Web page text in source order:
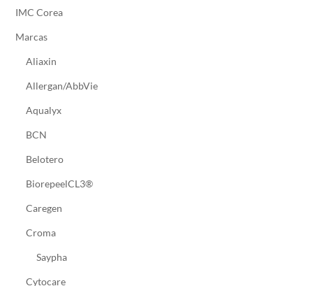
IMC Corea
Marcas
Aliaxin
Allergan/AbbVie
Aqualyx
BCN
Belotero
BiorepeelCL3®
Caregen
Croma
Saypha
Cytocare